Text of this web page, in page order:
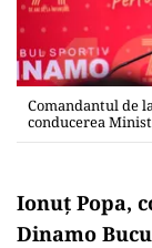
Comandantul de
conducerea
Ionuț Popa,
Dinamo